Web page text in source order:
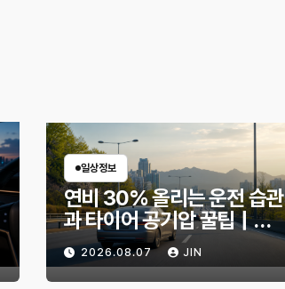
일상정보
연비 30% 올리는 운전 습관
과 타이어 공기압 꿀팁｜주
유비가 달라지는 핵심은?
2026.08.07 JIN